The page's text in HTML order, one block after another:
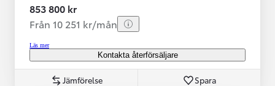
853 800 kr
Från 10 251 kr/mån
Läs mer
Kontakta återförsäljare
Jämförelse Spara